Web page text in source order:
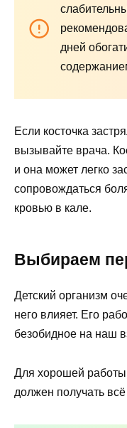
дней
Если косточка
вызывайте врача.
и она может легко
сопровождаться
кровью в кале.
Выбираем
Детский организм
него влияет. Его
безобидное на наш
Для хорошей
должен получать